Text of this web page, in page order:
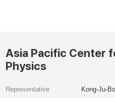
Asia Pacific Center
Physics
Representative
Kong-Ju-